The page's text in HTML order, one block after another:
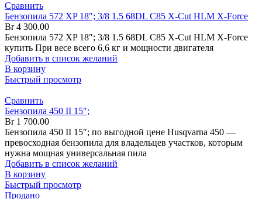
Сравнить
Бензопила 572 XP 18″; 3/8 1.5 68DL C85 X-Cut HLM X-Force
Br4 300.00
Бензопила 572 XP 18″; 3/8 1.5 68DL C85 X-Cut HLM X-Force
купить При весе всего 6,6 кг и мощности двигателя
Добавить в список желаний
В корзину
Быстрый просмотр
Сравнить
Бензопила 450 II 15″;
Br1 700.00
Бензопила 450 II 15″; по выгодной цене Husqvarna 450 —
превосходная бензопила для владельцев участков, которым
нужна мощная универсальная пила
Добавить в список желаний
В корзину
Быстрый просмотр
Продано